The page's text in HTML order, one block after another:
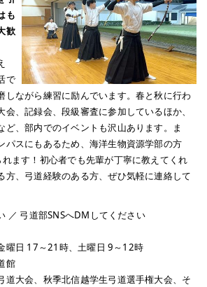
も
歓
で
しながら練習に励んでいます。春と秋に行わ
、記録会、段級審査に参加しているほか、
ど、部内でのイベントも沢山あります。ま
パスにもあるため、海洋生物資源学部の方
ます！初心者でも先輩が丁寧に教えてくれ
方、弓道経験のある方、ぜひ気軽に連絡して
／ 弓道部SNSへDMしてください
曜日 17～21時、土曜日 9～12時
館
道大会、秋季北信越学生弓道選手権大会、そ